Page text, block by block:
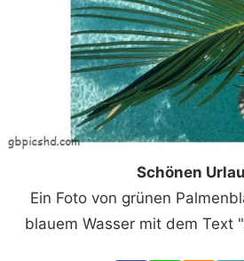
Schönen
Ein Foto von grünen
blauem Wasser mit dem Text